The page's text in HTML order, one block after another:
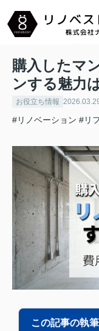
購入したマ
ンする魅力
お役立ち情報
#リノベーション #リ
この記事の執